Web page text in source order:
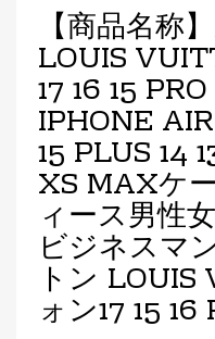
【商品名称
LOUIS
17 16 15
IPHONE
15 PLUS 14
XS MAXケ
ィース男性
ビジネスマ
トン
ォン17 15